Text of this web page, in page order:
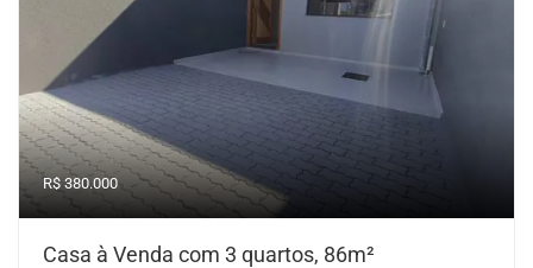
R$ 380.000
Casa à Venda com 3 quartos, 86m²